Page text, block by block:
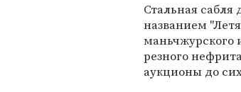
Стальная
названием
маньчжурского
резного
аукционы до